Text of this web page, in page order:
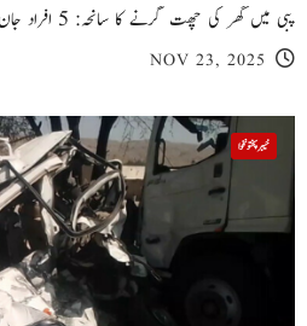
پبی میں گھر کی چھت گرنے کا سانحہ: 5 افراد جان کی بازی ہار گئے، 3 زخمی
NOV 23, 2025
خیبر پختونخوا